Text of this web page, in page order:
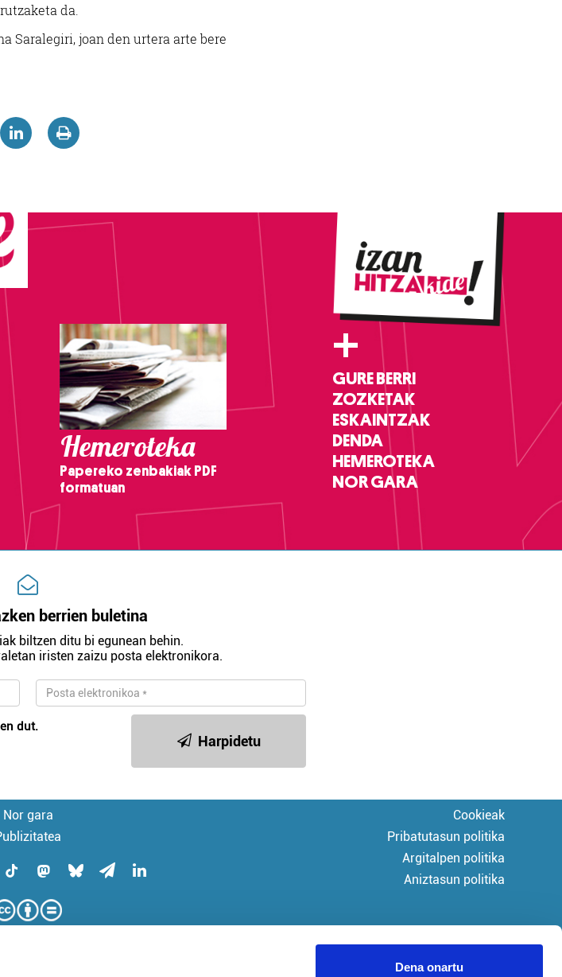
Dena onartu
da.
Saralegiri, joan den urtera arte bere
Hemeroteka
Papereko zenbakiak PDF
formatuan
+
GURE BERRI
ZOZKETAK
ESKAINTZAK
DENDA
HEMEROTEKA
NOR GARA
berrien buletina
biltzen ditu bi egunean behin.
iristen zaizu posta elektronikora.
dut.
Harpidetu
Nor gara
Cookieak
Pribatutasun politika
Argitalpen politika
Aniztasun politika